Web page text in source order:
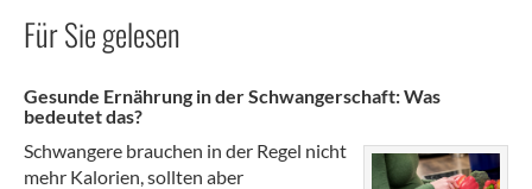
Für Sie gelesen
Gesunde Ernährung in der Schwangerschaft: Was
bedeutet das?
Schwangere brauchen in der Regel nicht
mehr Kalorien, sollten aber